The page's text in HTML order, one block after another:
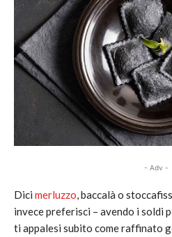
- Adv -
Dici merluzzo, baccalà o
invece preferisci – avendo i soldi
ti appalesi subito come raffinato